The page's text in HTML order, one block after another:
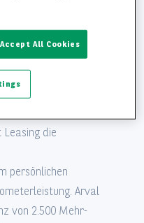
Leasing-
konstanten
die
Sie also nicht
Leasing die
persönlichen
Arval
von 2.500 Mehr-
Accept All Cookies